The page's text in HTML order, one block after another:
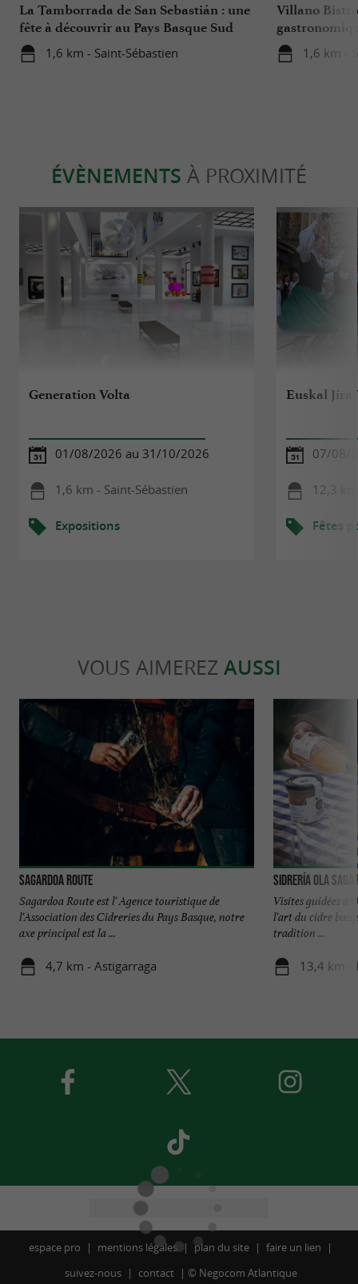
La Tamborrada de San Sebastián : une
fête à découvrir au Pays Basque Sud
1,6 km - Saint-Sébastien
Villano
hôtel
Sébastien
1,6 km -
ÉVÈNEMENTS À PROXIMITÉ
Generation Volta
01/08/2026 au 31/10/2026
1,6 km - Saint-Sébastien
Expositions
Euskal
07/08/
12,3
Fêtes
VOUS AIMEREZ AUSSI
Sagardoa Route
Sagardoa Route est l' Agence touristique de
l'Association des Cidreries du Pays Basque, notre
axe principal est la ...
4,7 km - Astigarraga
Sidrería Ola
Visites guidées à
l'art du cidre
tradition ...
13,4 km -
espace pro mentions légales plan du site
faire un lien
suivez-nous
contact © Negocom Atlantique